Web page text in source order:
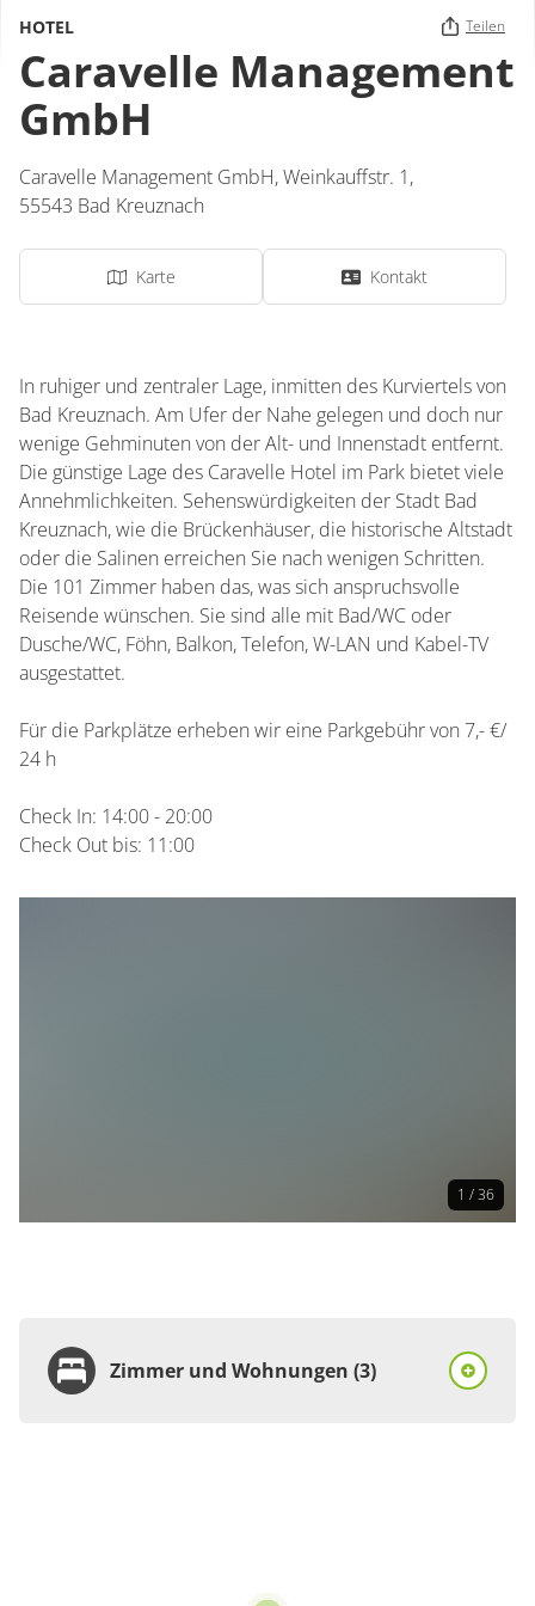
HOTEL Teilen
Caravelle Management
GmbH
Caravelle Management GmbH,Weinkauffstr. 1,
55543 Bad Kreuznach
Karte Kontakt
In ruhiger und zentraler Lage, inmitten des Kurviertels von
Bad Kreuznach. Am Ufer der Nahe gelegen und doch nur
wenige Gehminuten von der Alt- und Innenstadt entfernt.
Die günstige Lage des Caravelle Hotel im Park bietet viele
Annehmlichkeiten. Sehenswürdigkeiten der Stadt Bad
Kreuznach, wie die Brückenhäuser, die historische Altstadt
oder die Salinen erreichen Sie nach wenigen Schritten.
Die 101 Zimmer haben das, was sich anspruchsvolle
Reisende wünschen. Sie sind alle mit Bad/WC oder
Dusche/WC, Föhn, Balkon, Telefon, W-LAN und Kabel-TV
ausgestattet.
Für die Parkplätze erheben wir eine Parkgebühr von 7,- €/
24 h
Check In: 14:00 - 20:00
Check Out bis: 11:00
1 / 36
Zimmer und Wohnungen (3)